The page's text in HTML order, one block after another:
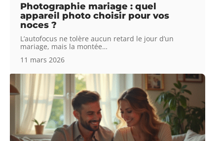
Photographie mariage : quel
appareil photo choisir pour vos
noces ?
L’autofocus ne tolère aucun retard le jour d’un
mariage, mais la montée…
11 mars 2026